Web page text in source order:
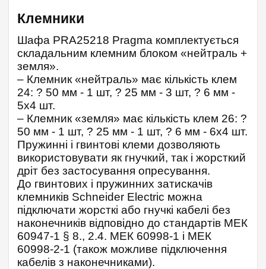
Клемники
Шафа PRA25218 Pragma комплектується
складальним клемним блоком «нейтраль +
земля».
– Клемник «нейтраль» має кількість клем
24: ? 50 мм - 1 шт, ? 25 мм - 3 шт, ? 6 мм -
5х4 шт.
– Клемник «земля» має кількість клем 26: ?
50 мм - 1 шт, ? 25 мм - 1 шт, ? 6 мм - 6х4 шт.
Пружинні і гвинтові клеми дозволяють
використовувати як гнучкий, так і жорсткий
дріт без застосування опресування.
До гвинтових і пружинних затискачів
клемників Schneider Electric можна
підключати жорсткі або гнучкі кабелі без
наконечників відповідно до стандартів МЕК
60947-1 § 8., 2.4. МЕК 60998-1 і МЕК
60998-2-1 (також можливе підключення
кабелів з наконечниками).